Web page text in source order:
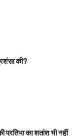
की?
प्रतिभा का शतांश भी नहीं